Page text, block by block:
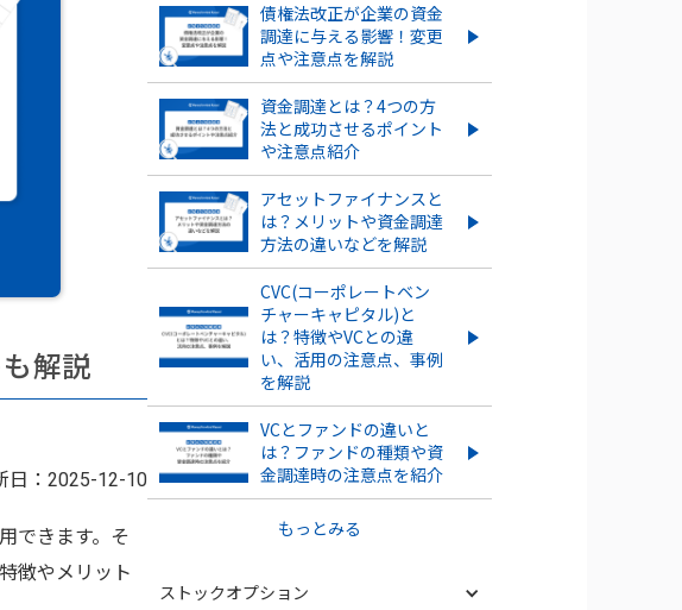
解説
： 2025-12-10
できます。そ
徴やメリット
債権法改正が企業の資金
調達に与える影響！変更
点や注意点を解説
資金調達とは？4つの方
法と成功させるポイント
や注意点紹介
アセットファイナンスと
は？メリットや資金調達
方法の違いなどを解説
CVC(コーポレートベン
チャーキャピタル)と
は？特徴やVCとの違
い、活用の注意点、事例
を解説
VCとファンドの違いと
は？ファンドの種類や資
金調達時の注意点を紹介
もっとみる
ストックオプション